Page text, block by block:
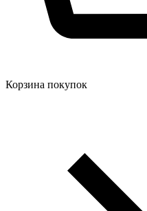
Корзина покупок